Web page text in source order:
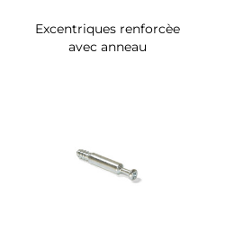
Excentriques renforcèe
avec anneau